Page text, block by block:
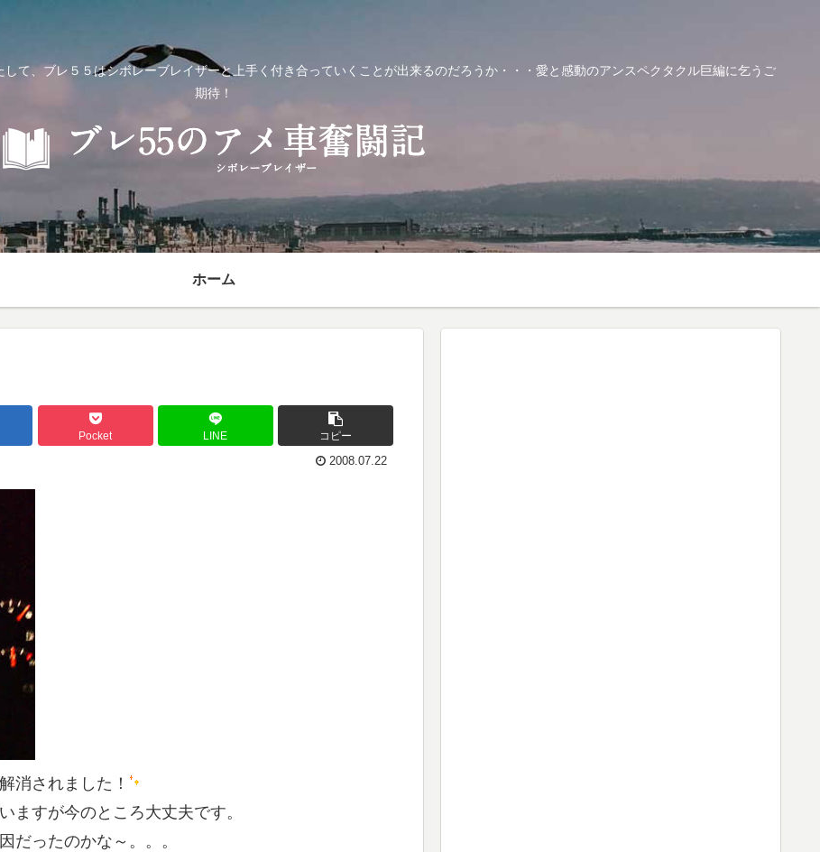
て、ブレ５５はシボレーブレイザーと上手く付き合っていくことが出来るのだろうか・・・愛と感動のアンスペクタクル巨編に乞うご
期待！
ホーム
Pocket LINE コピー
2008.07.22
消されました！
ますが今のところ大丈夫です。
だったのかな～。。。